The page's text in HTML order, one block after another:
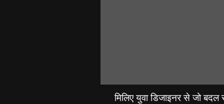
मिलिए युवा डिजाइनर से जो बदल